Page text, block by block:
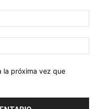
la próxima vez que